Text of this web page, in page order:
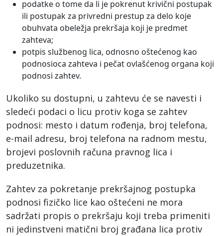
podatke o tome da li je pokrenut krivični postupak
ili postupak za privredni prestup za delo koje
obuhvata obeležja prekršaja koji je predmet
zahteva;
potpis službenog lica, odnosno oštećenog kao
podnosioca zahteva i pečat ovlašćenog organa koji
podnosi zahtev.
Ukoliko su dostupni, u zahtevu će se navesti i
sledeći podaci o licu protiv koga se zahtev
podnosi: mesto i datum rođenja, broj telefona,
e-mail adresu, broj telefona na radnom mestu,
brojevi poslovnih računa pravnog lica i
preduzetnika.
Zahtev za pokretanje prekršajnog postupka
podnosi fizičko lice kao oštećeni ne mora
sadržati propis o prekršaju koji treba primeniti
ni jedinstveni matični broj građana lica protiv